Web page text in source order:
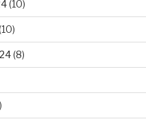
(10)
(8)